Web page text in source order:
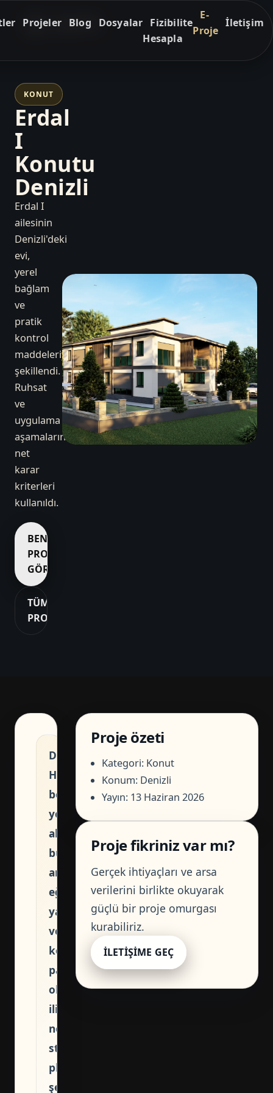
Projeler Blog Dosyalar Fizibilite
Hesapla
E-
Proje
İletişim
KONUT
Erdal
I
Konutu
Denizli
Erdal I
ailesinin
Denizli'deki
evi,
yerel
bağlam
ve
pratik
kontrol
maddeleriyle
şekillendi.
Ruhsat
ve
uygulama
aşamalarında
net
karar
kriterleri
kullanıldı.
BENZER
PROJE
GÖRÜŞMESI
TÜM
PROJELER
Denizli'nin
Honaz
bölgesinde
yer
alan
bu
arsa,
eğimli
yapısı
ve
komşu
parsellerle
olan
ilişkisi
nedeniyle
standart
plan
şemalarını
Proje özeti
Kategori: Konut
Konum: Denizli
Yayın: 13 Haziran 2026
Proje fikriniz var mı?
Gerçek ihtiyaçları ve arsa
verilerini birlikte okuyarak
güçlü bir proje omurgası
kurabiliriz.
İLETIŞIME GEÇ